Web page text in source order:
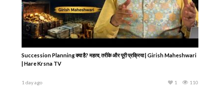
Succession Planning क्या है? महत्व, तरीके और पूरी प्रक्रिया | Girish Maheshwari
| Hare Krsna TV
1 day ago 110
1